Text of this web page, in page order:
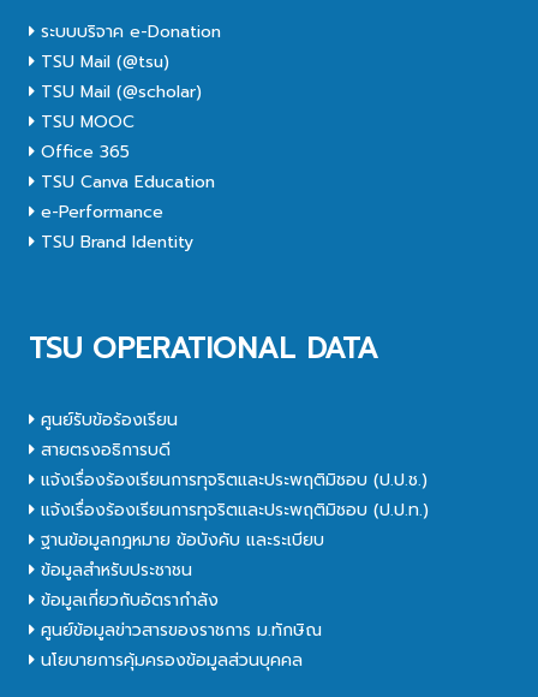
ระบบบริจาค e-Donation
TSU Mail (@tsu)
TSU Mail (@scholar)
TSU MOOC
Office 365
TSU Canva Education
e-Performance
TSU Brand Identity
TSU OPERATIONAL DATA
ศูนย์รับข้อร้องเรียน
สายตรงอธิการบดี
แจ้งเรื่องร้องเรียนการทุจริตและประพฤติมิชอบ (ป.ป.ช.)
แจ้งเรื่องร้องเรียนการทุจริตและประพฤติมิชอบ (ป.ป.ท.)
ฐานข้อมูลกฎหมาย ข้อบังคับ และระเบียบ
ข้อมูลสำหรับประชาชน
ข้อมูลเกี่ยวกับอัตรากำลัง
ศูนย์ข้อมูลข่าวสารของราชการ ม.ทักษิณ
นโยบายการคุ้มครองข้อมูลส่วนบุคคล